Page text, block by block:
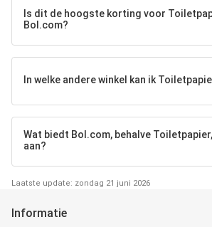
Is dit de hoogste korting voor
Bol.com?
In welke andere winkel kan ik
Wat biedt Bol.com, behalve
aan?
Laatste update: zondag 21 juni 2026
Informatie